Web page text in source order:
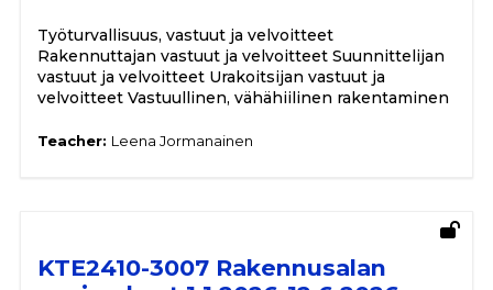
Työturvallisuus, vastuut ja velvoitteet
Rakennuttajan vastuut ja velvoitteet Suunnittelijan
vastuut ja velvoitteet Urakoitsijan vastuut ja
velvoitteet Vastuullinen, vähähiilinen rakentaminen
Teacher: Leena Jormanainen
KTE2410-3007 Rakennusalan